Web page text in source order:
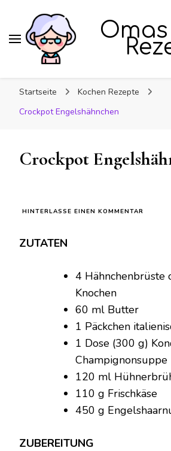
Startseite
Kochen Rezepte
Crockpot Engelshähnchen
Crockpot
HINTERLASSE EINEN KOMMENTAR
ZUTATEN
4 Hähnchenbrüste
Knochen
60 ml Butter
1 Päckchen
1 Dose (300 g)
Champignonsuppe
120 ml
110 g Frischkäse
450 g
ZUBEREITUNG